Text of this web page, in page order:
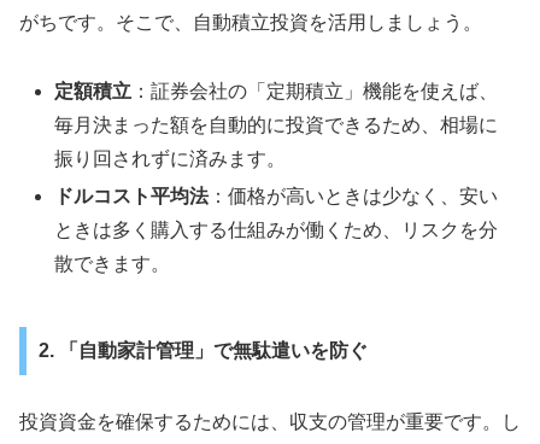
がちです。そこで、自動積立投資を活用しましょう。
定額積立 ：証券会社の「定期積立」機能を使えば、
毎月決まった額を自動的に投資できるため、相場に
振り回されずに済みます。
ドルコスト平均法：価格が高いときは少なく、安い
ときは多く購入する仕組みが働くため、リスクを分
散できます。
2. 「自動家計管理」で無駄遣いを防ぐ
投資資金を確保するためには、収支の管理が重要です。し